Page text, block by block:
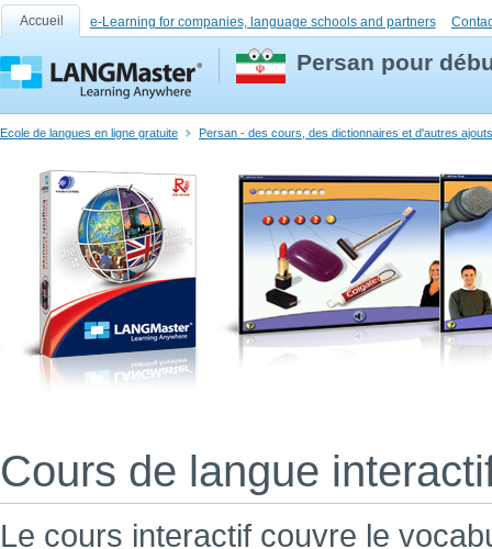
Accueil e-Learning for companies, language schools and partners
Persan pour
Ecole de langues en ligne gratuite Persan - des cours, des dictionnaires et d'autres
Cours de langue
Le cours interactif couvre le